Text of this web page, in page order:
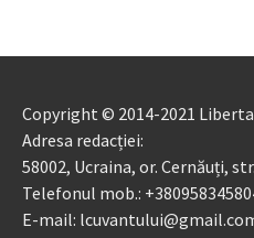
Copyright © 2014-2021
Adresa redacției:
58002, Ucraina, or. Cernăuți,
Telefonul mob.:
E-mail: